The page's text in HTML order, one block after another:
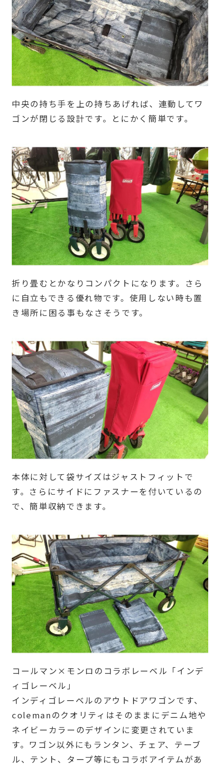
中央の持ち手を上の持ちあげれば、連動してワ
ゴンが閉じる設計です。とにかく簡単です。
折り畳むとかなりコンパクトになります。さら
に自立もできる優れ物です。使用しない時も置
き場所に困る事もなさそうです。
本体に対して袋サイズはジャストフィットで
す。さらにサイドにファスナーを付いているの
で、簡単収納できます。
コールマン×モンロのコラボレーベル「インデ
ィゴレーベル」
インディゴレーベルのアウトドアワゴンです、
colemanのクオリティはそのままにデニム地や
ネイビーカラーのデザインに変更されていま
す。ワゴン以外にもランタン、チェア、テーブ
ル、テント、タープ等にもコラボアイテムがあ